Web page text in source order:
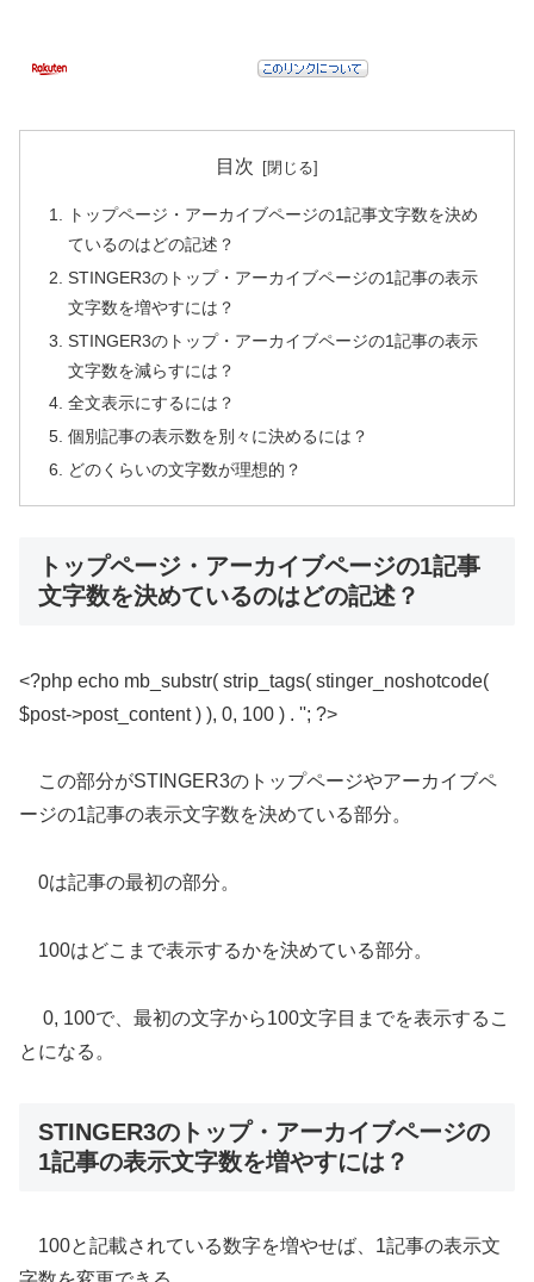
目次
トップページ・アーカイブページの1記事文字数を決め
ているのはどの記述？
STINGER3のトップ・アーカイブページの1記事の表示
文字数を増やすには？
STINGER3のトップ・アーカイブページの1記事の表示
文字数を減らすには？
全文表示にするには？
個別記事の表示数を別々に決めるには？
どのくらいの文字数が理想的？
トップページ・アーカイブページの1記事
文字数を決めているのはどの記述？
<?php echo mb_substr( strip_tags( stinger_noshotcode(
$post->post_content ) ), 0, 100 ) . ''; ?>
この部分がSTINGER3のトップページやアーカイブペ
ージの1記事の表示文字数を決めている部分。
0は記事の最初の部分。
100はどこまで表示するかを決めている部分。
0, 100で、最初の文字から100文字目までを表示するこ
とになる。
STINGER3のトップ・アーカイブページの
1記事の表示文字数を増やすには？
100と記載されている数字を増やせば、1記事の表示文